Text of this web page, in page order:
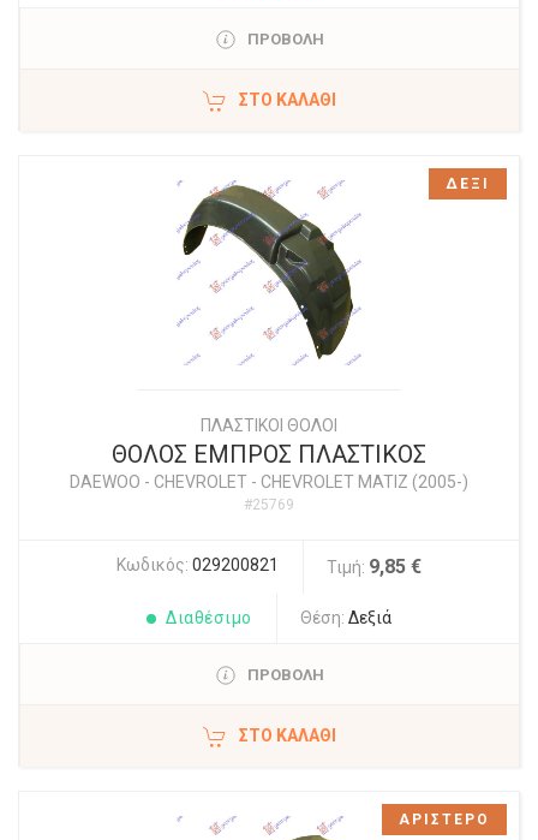
ΠΡΟΒΟΛΗ
ΣΤΟ ΚΑΛΆΘΙ
ΠΛΑΣΤΙΚΟΙ ΘΟΛΟΙ
ΘΟΛΟΣ ΕΜΠΡΟΣ ΠΛΑΣΤΙΚΟΣ
DAEWOO - CHEVROLET - CHEVROLET MATIZ (2005-)
#25769
Κωδικός: 029200821 Τιμή: 9,85 €
Διαθέσιμο Θέση: Δεξιά
ΠΡΟΒΟΛΗ
ΣΤΟ ΚΑΛΆΘΙ
ΔΕΞΙ
ΑΡΙΣΤΕΡΟ